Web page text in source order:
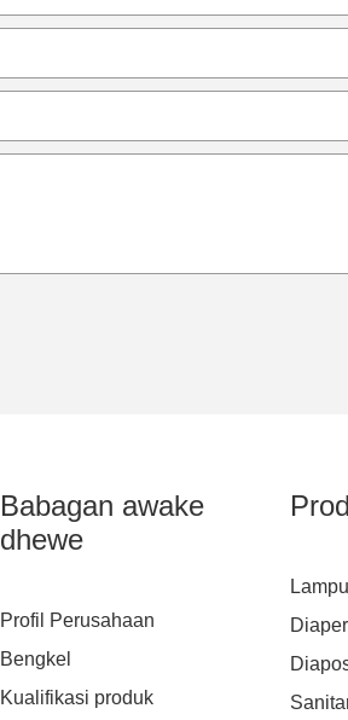
Babagan awake
dhewe
Profil Perusahaan
Bengkel
Kualifikasi produk